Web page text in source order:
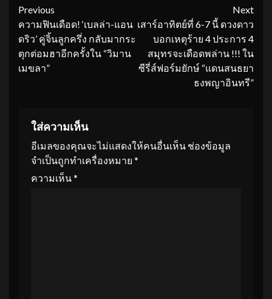
Continue
Reading
Previous
ความฟินเดือด! ‘เบลล่า-แอน
ดริว’ คู่จิ้นลูกครึ่ง กลับมากระ
ตุกต่อมฮาอีกครั้งใน “วิมาน
เมขลา”
Next
เสาร์อาทิตย์ที่ 6-7 นี้ ดวงดาว
บอกเหตุร้าย 4 ประการ 4
สมุทรจะเดือดพล่าน !!! ใน
ซีรี่ส์ฟอร์มยักษ์ “แดนสนธยา
ธงพญาอินทรี”
ใส่ความเห็น
อีเมลของคุณจะไม่แสดงให้คนอื่นเห็น ช่องข้อมูล
จำเป็นถูกทำเครื่องหมาย *
ความเห็น*